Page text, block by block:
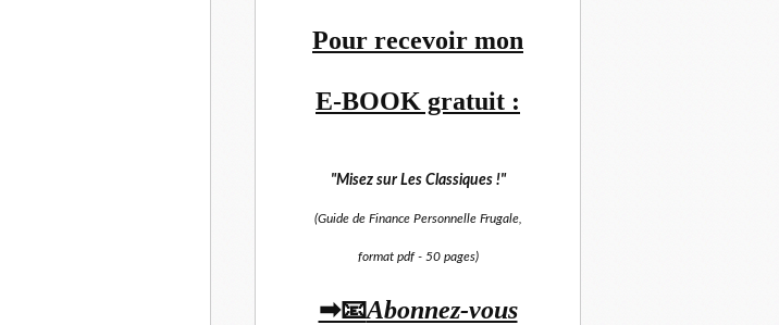
Pour recevoir mon
E-BOOK gratuit :
"Misez sur Les Classiques !"
(Guide de Finance Personnelle Frugale,
format pdf - 50 pages)
➡📧Abonnez-vous